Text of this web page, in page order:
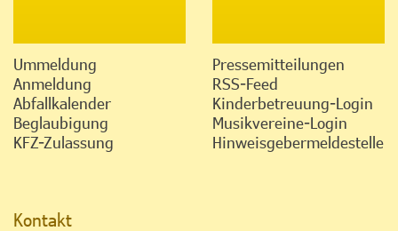
Ummeldung
Anmeldung
Abfallkalender
Beglaubigung
KFZ-Zulassung
Pressemitteilungen
RSS-Feed
Kinderbetreuung-Login
Musikvereine-Login
Hinweisgebermeldestelle
Kontakt